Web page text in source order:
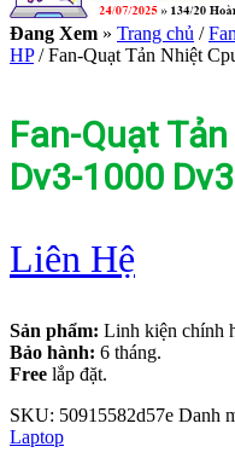
Đang Xem » Trang chủ /
HP /Fan-Quạt Tản Nhiệt
Fan-Quạt
Dv3-1000
Liên Hệ
Sản phẩm: Linh kiện chính
Bảo hành: 6 tháng.
Free lắp đặt.
SKU: 50915582d57e Danh
Laptop